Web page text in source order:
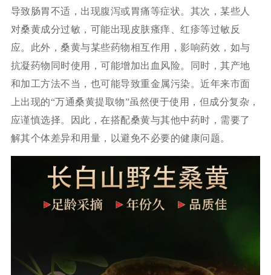
导致肠胃不适，出现腹泻或胃痛等症状。其次，某些人
对桑黄成分过敏，可能出现皮肤瘙痒、红疹等过敏反
应。此外，桑黄与某些药物相互作用，影响药效，如与
抗凝药物同时使用，可能增加出血风险。同时，其产地
和加工方法不当，也可能导致重金属污染。近年来市面
上出现的“万通桑黄提取物”虽然便于使用，但成分复杂，
应谨慎选择。因此，在搭配桑黄与其他中药时，需要了
解其个体差异和用量，以避免不必要的健康问题。